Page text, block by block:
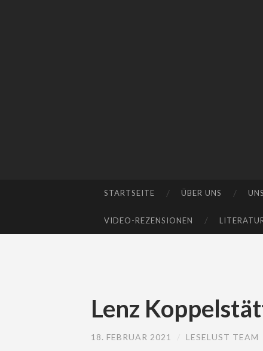
STARTSEITE ÜBER UNS
VIDEO-REZENSIONEN
Lenz
18. FEBRUAR 2021 LESELUST TEAM